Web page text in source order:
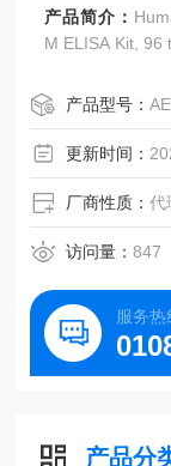
产品简介：
M ELISA Kit, 96
产品型号：
更新时间：
厂商性质：代
访问量：847
服务热
产品分